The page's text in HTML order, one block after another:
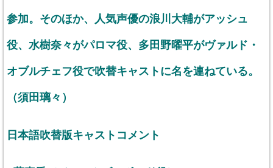
参加。そのほか、人気声優の浪川大輔がアッシュ
役、水樹奈々がパロマ役、多田野曜平がヴァルド・
オブルチェフ役で吹替キャストに名を連ねている。
（須田璃々）
日本語吹替版キャストコメント